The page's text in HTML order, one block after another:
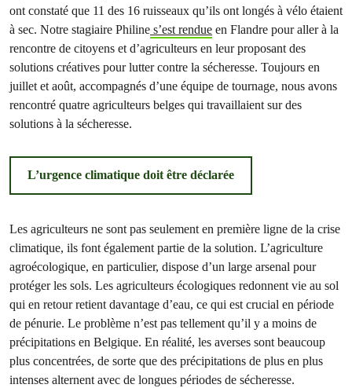
ont constaté que 11 des 16 ruisseaux qu’ils ont longés à vélo étaient
à sec. Notre stagiaire Philine s’est rendue en Flandre pour aller à la
rencontre de citoyens et d’agriculteurs en leur proposant des
solutions créatives pour lutter contre la sécheresse. Toujours en
juillet et août, accompagnés d’une équipe de tournage, nous avons
rencontré quatre agriculteurs belges qui travaillaient sur des
solutions à la sécheresse.
L’urgence climatique doit être déclarée
Les agriculteurs ne sont pas seulement en première ligne de la crise
climatique, ils font également partie de la solution. L’agriculture
agroécologique, en particulier, dispose d’un large arsenal pour
protéger les sols. Les agriculteurs écologiques redonnent vie au sol
qui en retour retient davantage d’eau, ce qui est crucial en période
de pénurie. Le problème n’est pas tellement qu’il y a moins de
précipitations en Belgique. En réalité, les averses sont beaucoup
plus concentrées, de sorte que des précipitations de plus en plus
intenses alternent avec de longues périodes de sécheresse.